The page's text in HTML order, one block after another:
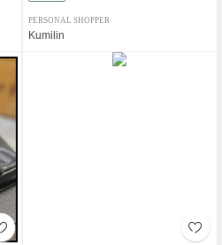
PERSONAL SHOPPER
Kumilin